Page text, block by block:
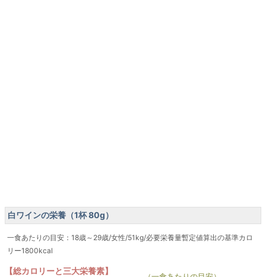
白ワインの栄養（1杯 80g）
一食あたりの目安：18歳～29歳/女性/51kg/必要栄養量暫定値算出の基準カロ
リー1800kcal
【総カロリーと三大栄養素】